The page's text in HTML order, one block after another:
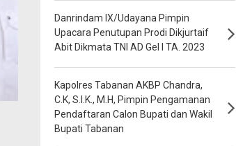
Danrindam IX/Udayana Pimpin
Upacara Penutupan Prodi Dikjurtaif
Abit Dikmata TNI AD Gel I TA. 2023
Kapolres Tabanan AKBP Chandra,
C.K, S.I.K., M.H, Pimpin Pengamanan
Pendaftaran Calon Bupati dan Wakil
Bupati Tabanan